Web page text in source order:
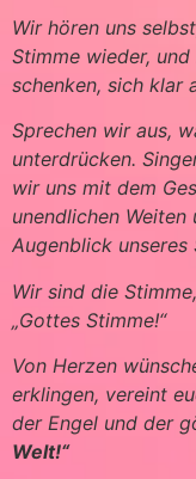
Wir hören uns
Stimme wieder,
schenken, sich klar
Sprechen wir aus,
unterdrücken.
wir uns mit dem
unendlichen
Augenblick unseres
Wir sind die
„Gottes Stimme!“
Von Herzen
erklingen, vereint
der Engel und der
Welt!“